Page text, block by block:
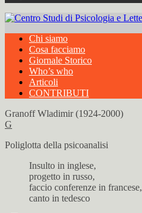
Chi siamo
Cosa facciamo
Giornale Storico
Who’s who
Articoli
CONTRIBUTI
Granoff Wladimir (1924-2000)
G
Poliglotta della psicoanalisi
Insulto in inglese,
progetto in russo,
faccio conferenze in francese,
canto in tedesco